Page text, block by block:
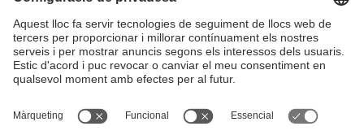
Actualitat R+D+I
La recerca a la UPC
La transferència, l'emprenedoria i
la innovació a la UPC
Foment i suport a la recerca
transferència, l'emprenedoria i la
UPCshop, marxandatge
Sala de premsa
Seguretat i salut
Autoprotecció i emergències